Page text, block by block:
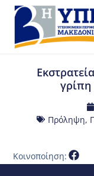
γρίπη
Πρόληψη,
Κοινοποίηση: